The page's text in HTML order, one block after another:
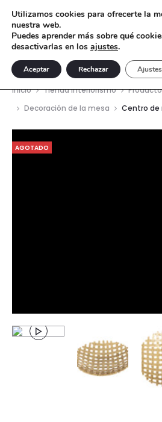
Inicio Tienda interiorismo
Decoración de la mesa
Centro de
AGOTADO
Utilizamos cookies para ofrecerte la
nuestra web.
Puedes aprender más sobre qué
desactivarlas en los ajustes.
Aceptar Rechazar Ajustes